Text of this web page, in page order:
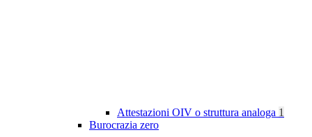
Attestazioni OIV o struttura analoga 1
Burocrazia zero